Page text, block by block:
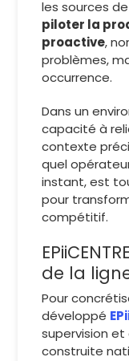
les sources
piloter la
proactive,
problèmes,
occurrence.
Dans un
capacité à
contexte
quel
instant, est
pour
compétitif.
de la
Pour
développé
supervision et
construite